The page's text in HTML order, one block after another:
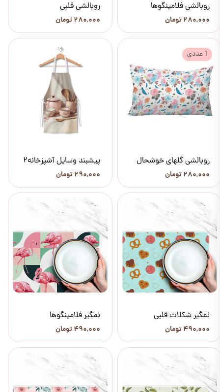
روبالشی فلامینگوها
۲۸۰,۰۰۰ تومان
روبالشی قلبی
۲۸۰,۰۰۰ تومان
روبالشی گلهای خوشحال
۲۸۰,۰۰۰ تومان
1 عددی
پیشبند وسایل آشپزخانه2
۲۹۰,۰۰۰ تومان
نمگیر شکلات قلبی
۴۹۰,۰۰۰ تومان
نمگیر فلامینگوها
۴۹۰,۰۰۰ تومان